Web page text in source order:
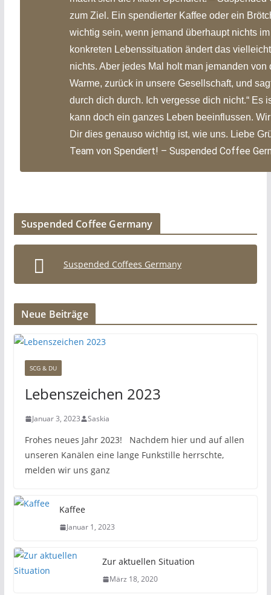
zum Ziel. Ein spendierter Kaffee oder ein
wichtig sein, wenn jemand überhaupt nichts
konkreten Lebenssituation ändert das
nichts. Aber jedes Mal holt man jemanden von
Warme, zurück in unsere Gesellschaft, und
durch dich durch. Ich vergesse dich nicht.“ Es
kann doch ein ganzes Leben beeinflussen.
Dir dies genauso wichtig ist, wie uns. Liebe
Team von Spendiert! – Suspended Coffee
Suspended Coffee Germany
Suspended Coffees Germany
Neue Beiträge
SCG & DU
Lebenszeichen 2023
Januar 3, 2023 Saskia
Frohes neues Jahr 2023! Nachdem hier und auf allen
unseren Kanälen eine lange Funkstille herrschte,
melden wir uns ganz
Kaffee
Januar 1, 2023
Zur aktuellen Situation
März 18, 2020